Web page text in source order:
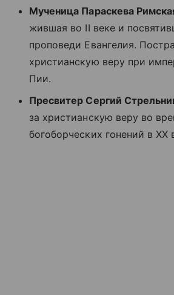
Мученица Параскева
жившая во II веке и
проповеди Евангелия.
христианскую веру при
Пии.
Пресвитер Сергий
за христианскую веру во
богоборческих гонений в XX